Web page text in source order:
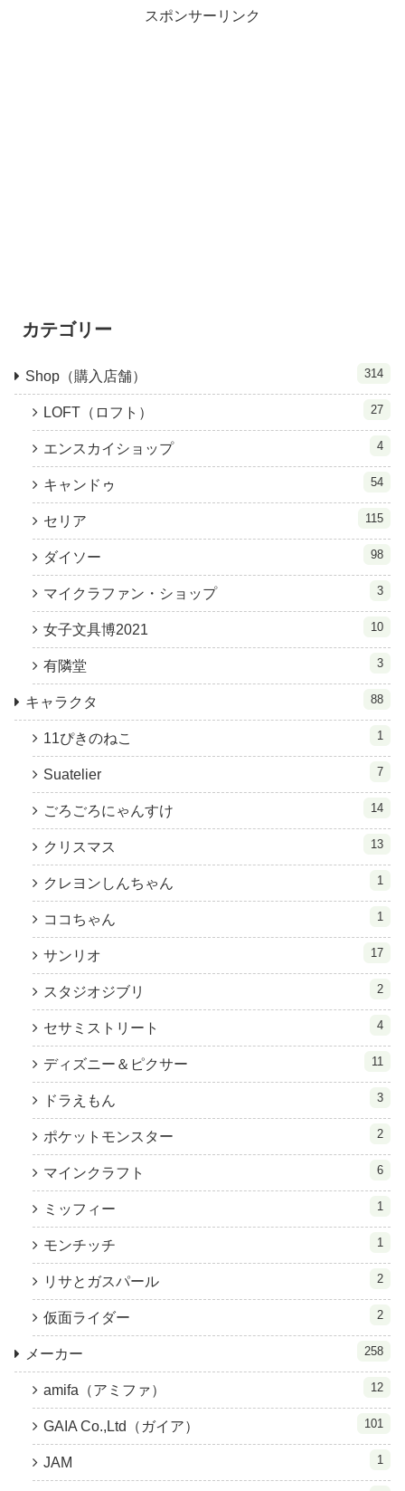
スポンサーリンク
カテゴリー
Shop（購入店舗） 314
LOFT（ロフト） 27
エンスカイショップ 4
キャンドゥ 54
セリア 115
ダイソー 98
マイクラファン・ショップ 3
女子文具博2021 10
有隣堂 3
キャラクタ 88
11ぴきのねこ 1
Suatelier 7
ごろごろにゃんすけ 14
クリスマス 13
クレヨンしんちゃん 1
ココちゃん 1
サンリオ 17
スタジオジブリ 2
セサミストリート 4
ディズニー＆ピクサー 11
ドラえもん 3
ポケットモンスター 2
マインクラフト 6
ミッフィー 1
モンチッチ 1
リサとガスパール 2
仮面ライダー 2
メーカー 258
amifa（アミファ） 12
GAIA Co.,Ltd（ガイア） 101
JAM 1